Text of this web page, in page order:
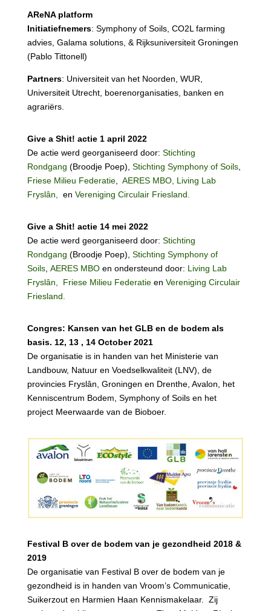
AReNA platform
Initiatiefnemers: Symphony of Soils, CO2L farming
advies, Galama solutions, & Rijksuniversiteit Groningen
(Pablo Tittonell)
Partners: Universiteit van het Noorden, WUR,
Universiteit Utrecht, boerenorganisaties, banken en
agrariërs.
Give a Shit! actie 1 april 2022
De actie werd georganiseerd door: Stichting
Rondgang (Broodje Poep), Stichting Symphony of Soils,
Friese Milieu Federatie, AERES MBO, Living Lab
Fryslân,
en Vereniging Circulair Friesland.
Give a Shit! actie 14 mei 2022
De actie werd georganiseerd door: Stichting
Rondgang (Broodje Poep), Stichting Symphony of
Soils, AERES MBO en ondersteund door: Living Lab
Fryslân,
Friese Milieu Federatieen Vereniging Circulair
Friesland.
Congres: Kansen van het GLB en de bodem als
basis. 12, 13 , 14 October 2021
De organisatie is in handen van het Ministerie van
Landbouw, Natuur en Voedselkwaliteit (LNV), de
provincies Fryslân, Groningen en Drenthe, Avalon, het
Kenniscentrum Bodem, Symphony of Soils en het
project Meerwaarde van de Bioboer.
Festival B over de bodem van je gezondheid 2018 &
2019
De organisatie van Festival B over de bodem van je
gezondheid is in handen van Vroom’s Communicatie,
Suikerzout en Harmien Haan Kennismakelaar. Zij